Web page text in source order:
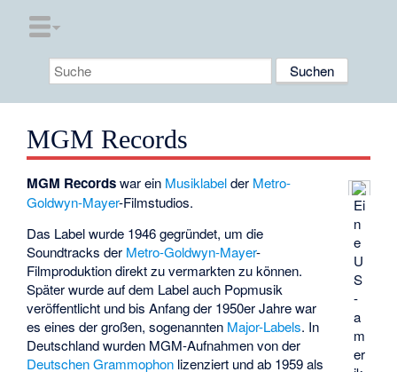
MGM Records
Ei
n
e
U
S
-
a
m
er
MGM Recordswar ein Musiklabelder Metro-
Goldwyn-Mayer-Filmstudios.
Das Label wurde 1946 gegründet, um die
Soundtracks der Metro-Goldwyn-Mayer-
Filmproduktion direkt zu vermarkten zu können.
Später wurde auf dem Label auch Popmusik
veröffentlicht und bis Anfang der 1950er Jahre war
es eines der großen, sogenannten Major-Labels. In
Deutschland wurden MGM-Aufnahmen von der
Deutschen Grammophon lizenziert und ab 1959 als